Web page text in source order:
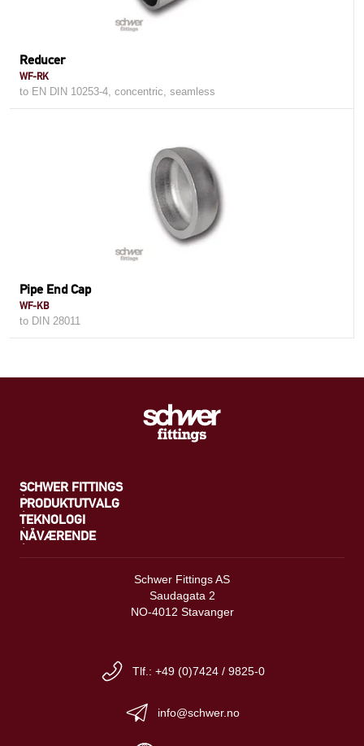
Reducer
WF-RK
to EN DIN 10253-4, concentric, seamless
Pipe End Cap
WF-KB
to DIN 28011
SCHWER FITTINGS
PRODUKTUTVALG
TEKNOLOGI
NÅVÆRENDE
Schwer Fittings AS
Saudagata 2
NO-4012 Stavanger
Tlf.: +49 (0)7424 / 9825-0
info@schwer.no